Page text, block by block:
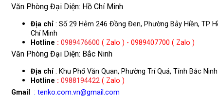
Văn Phòng Đại Diện: Hồ Chí Minh
Địa chỉ : Số 29 Hẻm 246 Đồng Đen, Phường Bảy Hiền, TP
Chí Minh
Hotline : 0989476600 ( Zalo ) - 0989407700 ( Zalo )
Văn Phòng Đại Diện: Bắc Ninh
Địa chỉ : Khu Phố Văn Quan, Phường Trí Quả, Tỉnh Bắc Ninh
Hotline : 0988194422 ( Zalo )
Gmail
: tenko.com.vn@gmail.com